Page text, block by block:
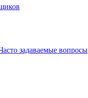
задаваемые вопросы